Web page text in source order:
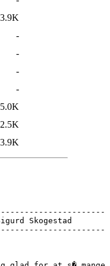
3.9K
-
-
-
-
5.0K
2.5K
3.9K
Skogestad